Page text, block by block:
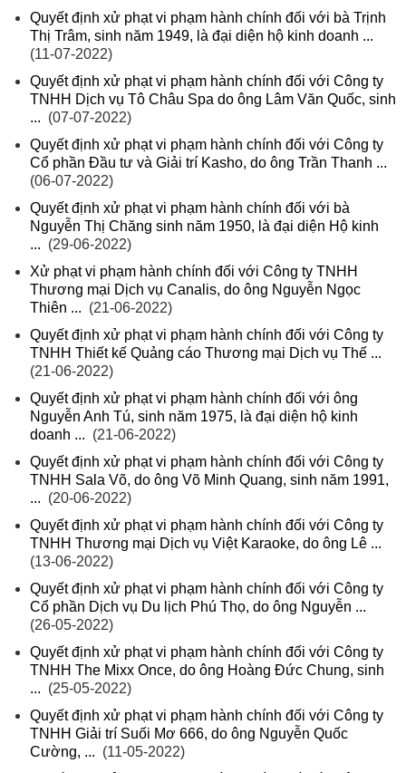
Quyết định xử phạt vi phạm hành chính đối với bà Trịnh
Thị Trâm, sinh năm 1949, là đại diện hộ kinh doanh ...
(11-07-2022)
Quyết định xử phạt vi phạm hành chính đối với Công ty
TNHH Dịch vụ Tô Châu Spa do ông Lâm Văn Quốc, sinh
... (07-07-2022)
Quyết định xử phạt vi phạm hành chính đối với Công ty
Cổ phần Đầu tư và Giải trí Kasho, do ông Trần Thanh ...
(06-07-2022)
Quyết định xử phạt vi phạm hành chính đối với bà
Nguyễn Thị Chăng sinh năm 1950, là đại diện Hộ kinh
... (29-06-2022)
Xử phạt vi phạm hành chính đối với Công ty TNHH
Thương mại Dịch vụ Canalis, do ông Nguyễn Ngọc
Thiên ... (21-06-2022)
Quyết định xử phạt vi phạm hành chính đối với Công ty
TNHH Thiết kế Quảng cáo Thương mại Dịch vụ Thế ...
(21-06-2022)
Quyết định xử phạt vi phạm hành chính đối với ông
Nguyễn Anh Tú, sinh năm 1975, là đại diện hộ kinh
doanh ... (21-06-2022)
Quyết định xử phạt vi phạm hành chính đối với Công ty
TNHH Sala Võ, do ông Võ Minh Quang, sinh năm 1991,
... (20-06-2022)
Quyết định xử phạt vi phạm hành chính đối với Công ty
TNHH Thương mại Dịch vụ Việt Karaoke, do ông Lê ...
(13-06-2022)
Quyết định xử phạt vi phạm hành chính đối với Công ty
Cổ phần Dịch vụ Du lịch Phú Thọ, do ông Nguyễn ...
(26-05-2022)
Quyết định xử phạt vi phạm hành chính đối với Công ty
TNHH The Mixx Once, do ông Hoàng Đức Chung, sinh
... (25-05-2022)
Quyết định xử phạt vi phạm hành chính đối với Công ty
TNHH Giải trí Suối Mơ 666, do ông Nguyễn Quốc
Cường, ... (11-05-2022)